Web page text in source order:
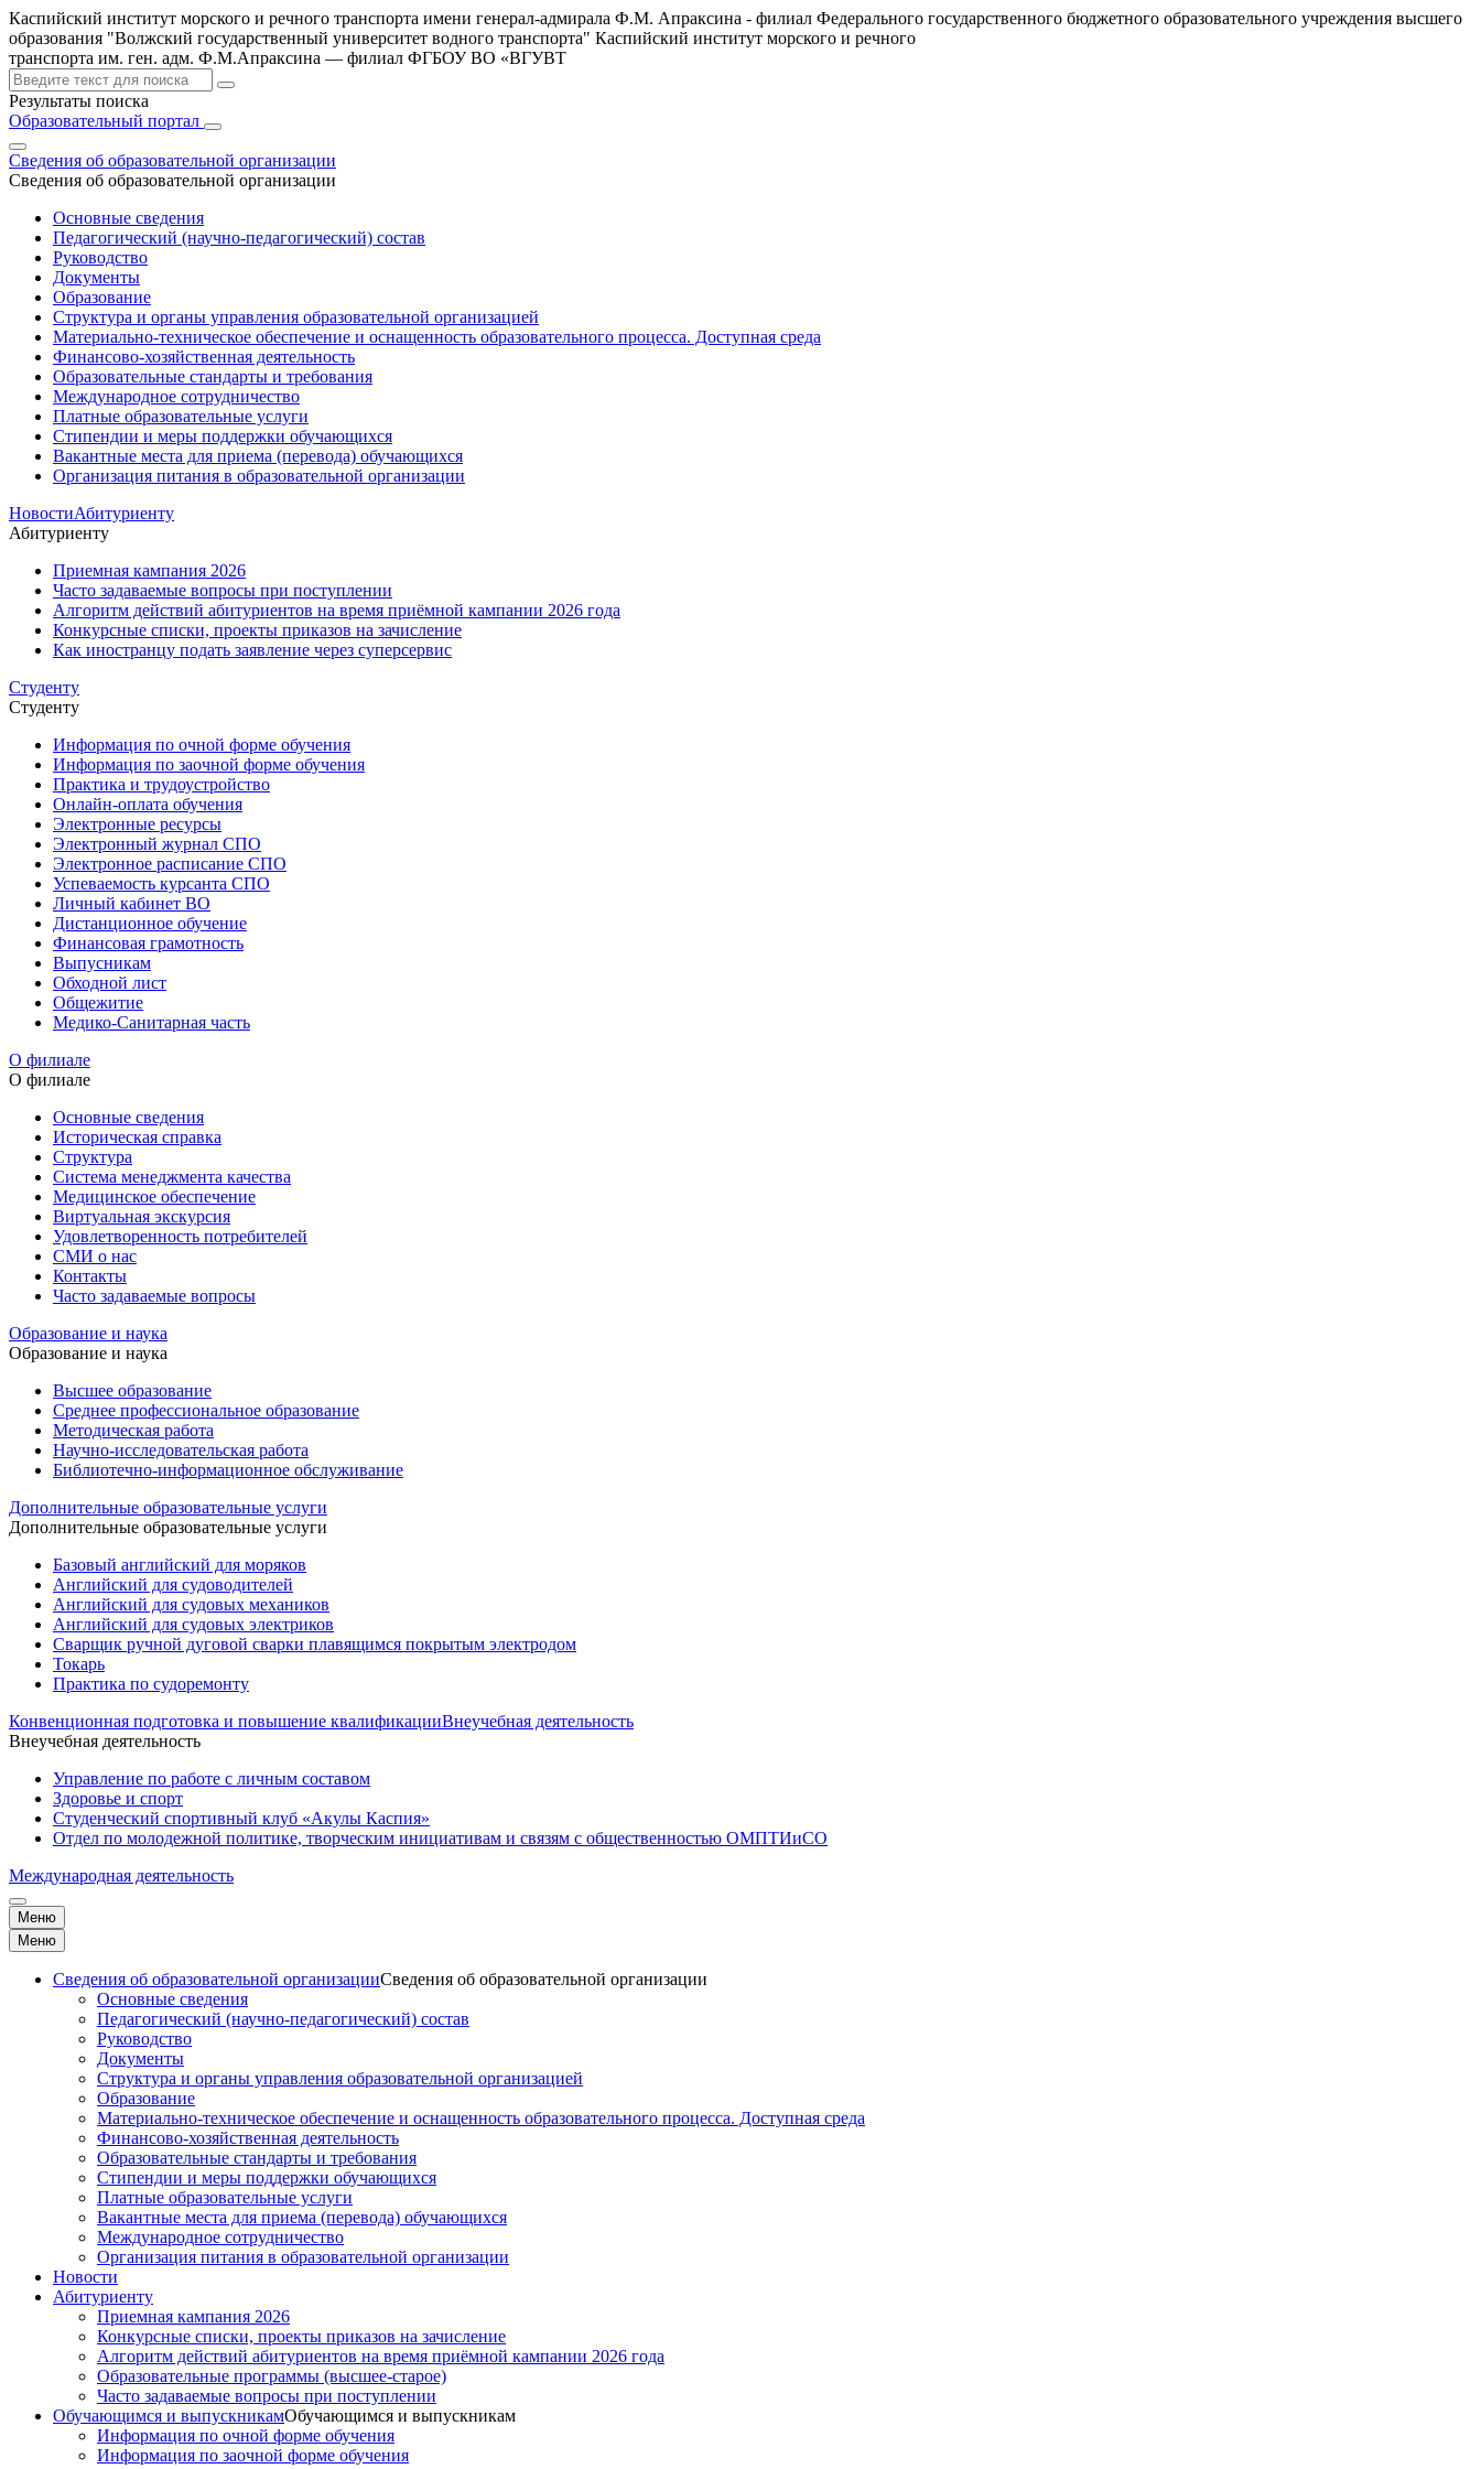
Каспийский институт морского и речного транспорта имени генерал-адмирала Ф.М. Апраксина - филиал Федерального государственного бюджетного образовательного учреждения высшего
образования "Волжский государственный университет водного транспорта" Каспийский институт морского и речного
транспорта им. ген. адм. Ф.М.Апраксина — филиал ФГБОУ ВО «ВГУВТ
Результаты поиска
Образовательный портал
Сведения об образовательной организации
Сведения об образовательной организации
Основные сведения
Педагогический (научно-педагогический) состав
Руководство
Документы
Образование
Структура и органы управления образовательной организацией
Материально-техническое обеспечение и оснащенность образовательного процесса. Доступная среда
Финансово-хозяйственная деятельность
Образовательные стандарты и требования
Международное сотрудничество
Платные образовательные услуги
Стипендии и меры поддержки обучающихся
Вакантные места для приема (перевода) обучающихся
Организация питания в образовательной организации
НовостиАбитуриенту
Абитуриенту
Приемная кампания 2026
Часто задаваемые вопросы при поступлении
Алгоритм действий абитуриентов на время приёмной кампании 2026 года
Конкурсные списки, проекты приказов на зачисление
Как иностранцу подать заявление через суперсервис
Студенту
Студенту
Информация по очной форме обучения
Информация по заочной форме обучения
Практика и трудоустройство
Онлайн-оплата обучения
Электронные ресурсы
Электронный журнал СПО
Электронное расписание СПО
Успеваемость курсанта СПО
Личный кабинет ВО
Дистанционное обучение
Финансовая грамотность
Выпусникам
Обходной лист
Общежитие
Медико-Санитарная часть
О филиале
О филиале
Основные сведения
Историческая справка
Структура
Система менеджмента качества
Медицинское обеспечение
Виртуальная экскурсия
Удовлетворенность потребителей
СМИ о нас
Контакты
Часто задаваемые вопросы
Образование и наука
Образование и наука
Высшее образование
Среднее профессиональное образование
Методическая работа
Научно-исследовательская работа
Библиотечно-информационное обслуживание
Дополнительные образовательные услуги
Дополнительные образовательные услуги
Базовый английский для моряков
Английский для судоводителей
Английский для судовых механиков
Английский для судовых электриков
Cварщик ручной дуговой сварки плавящимся покрытым электродом
Токарь
Практика по судоремонту
Конвенционная подготовка и повышение квалификацииВнеучебная деятельность
Внеучебная деятельность
Управление по работе с личным составом
Здоровье и спорт
Студенческий спортивный клуб «Акулы Каспия»
Отдел по молодежной политике, творческим инициативам и связям с общественностью ОМПТИиСО
Международная деятельность
Меню
Меню
Сведения об образовательной организацииСведения об образовательной организации
Основные сведения
Педагогический (научно-педагогический) состав
Руководство
Документы
Структура и органы управления образовательной организацией
Образование
Материально-техническое обеспечение и оснащенность образовательного процесса. Доступная среда
Финансово-хозяйственная деятельность
Образовательные стандарты и требования
Стипендии и меры поддержки обучающихся
Платные образовательные услуги
Вакантные места для приема (перевода) обучающихся
Международное сотрудничество
Организация питания в образовательной организации
Новости
Абитуриенту
Приемная кампания 2026
Конкурсные списки, проекты приказов на зачисление
Алгоритм действий абитуриентов на время приёмной кампании 2026 года
Образовательные программы (высшее-старое)
Часто задаваемые вопросы при поступлении
Обучающимся и выпускникамОбучающимся и выпускникам
Информация по очной форме обучения
Информация по заочной форме обучения